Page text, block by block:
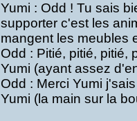
Yumi : Odd ! Tu sais
supporter c'est les
mangent les meubles
Odd : Pitié, pitié, pitié,
Yumi (ayant assez
Odd : Merci Yumi
Yumi (la main sur la